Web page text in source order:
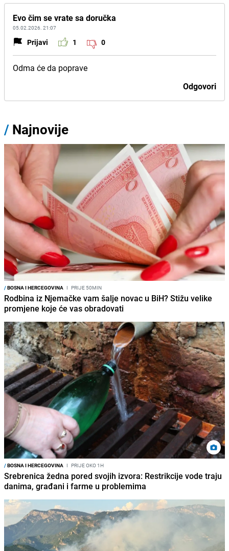
Evo čim se vrate sa doručka
05.02.2026. 21:07
Prijavi 1 0
Odma će da poprave
Odgovori
/ Najnovije
/BOSNA I HERCEGOVINA I PRIJE 50MIN
Rodbina iz Njemačke vam šalje novac u BiH? Stižu velike
promjene koje će vas obradovati
/BOSNA I HERCEGOVINA I PRIJE OKO 1H
Srebrenica žedna pored svojih izvora: Restrikcije vode traju
danima, građani i farme u problemima